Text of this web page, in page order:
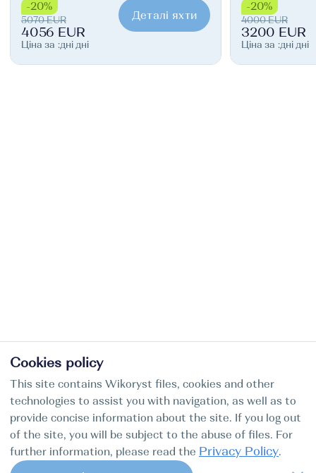
-20%
5070 EUR
4056 EUR
Ціна за :дні дні
Деталі яхти
-20%
4000 EUR
3200 EUR
Ціна за :дні дні
Cookies policy
This site contains Wikoryst files, cookies and other
technologies to assist you with navigation, as well as to
provide concise information about the site. If you log out
of the site, you will be subject to the abuse of files. For
further information, please read the Privacy Policy.